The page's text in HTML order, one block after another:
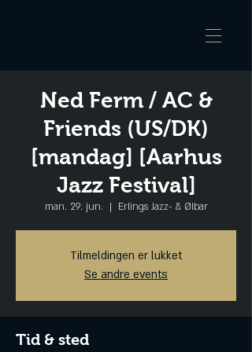
Ned Ferm / AC &
Friends (US/DK)
[mandag] [Aarhus
Jazz Festival]
man. 29. jun.
  |
Erlings Jazz- & Ølbar
Tilmeldingen er lukket
Se andre events
Tid & sted